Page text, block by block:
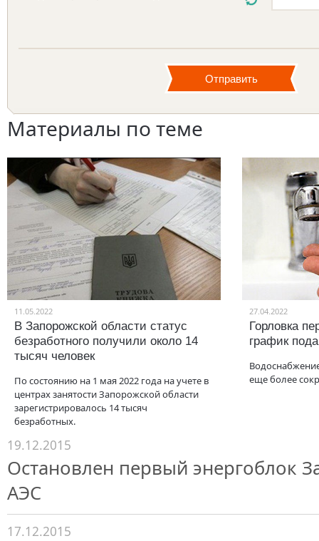
Материалы по теме
11.05.2022
В Запорожской области статус
безработного получили около 14
тысяч человек
По состоянию на 1 мая 2022 года на учете в
центрах занятости Запорожской области
зарегистрировалось 14 тысяч
безработных.
27.04.2022
Горловка
график
еще более
19.12.2015
Остановлен первый энергоблок
АЭС
17.12.2015